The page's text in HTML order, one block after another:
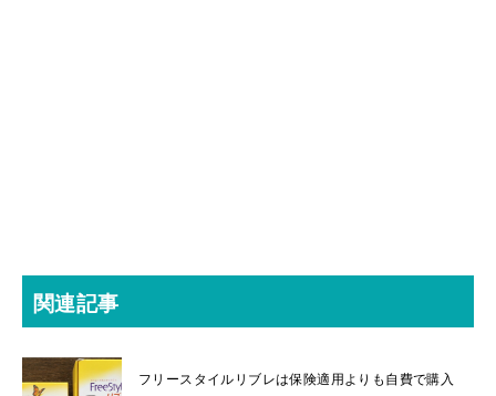
関連記事
フリースタイルリブレは保険適用よりも自費で購入